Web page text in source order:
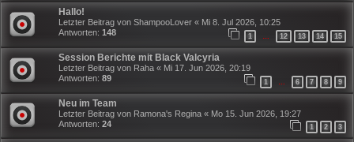
Hallo!
Letzter Beitrag von ShampooLover « Mi 8. Jul 2026, 10:25
Antworten: 148 1 … 12 13 14 15
Session Berichte mit Black Valcyria
Letzter Beitrag von Raha « Mi 17. Jun 2026, 20:19
Antworten: 89 1 … 6 7 8 9
Neu im Team
Letzter Beitrag von Ramona's Regina « Mo 15. Jun 2026, 19:27
Antworten: 24 1 2 3